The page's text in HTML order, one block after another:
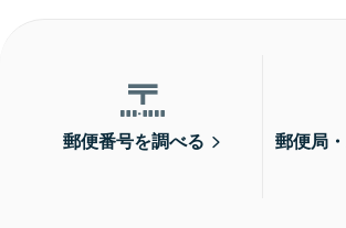
郵便番号を調べる
郵便局